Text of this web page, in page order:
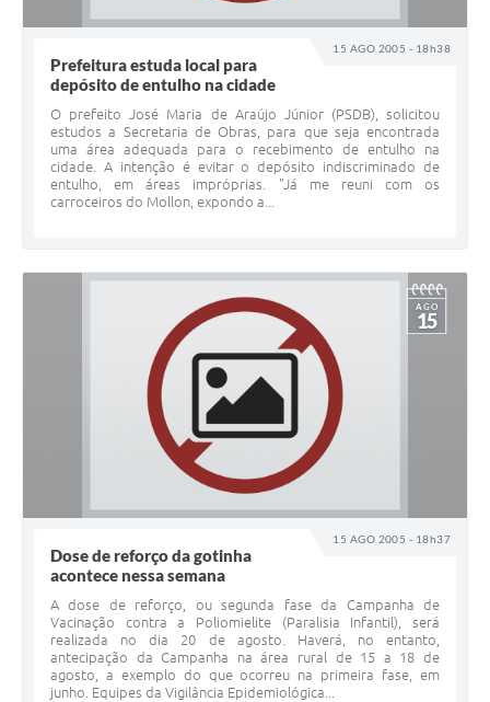
15 AGO 2005 - 18h38
Prefeitura estuda local para
depósito de entulho na cidade
O prefeito José Maria de Araújo Júnior (PSDB), solicitou
estudos a Secretaria de Obras, para que seja encontrada
uma área adequada para o recebimento de entulho na
cidade. A intenção é evitar o depósito indiscriminado de
entulho, em áreas impróprias. "Já me reuni com os
carroceiros do Mollon, expondo a...
15 AGO 2005 - 18h37
AGO
15
Dose de reforço da gotinha
acontece nessa semana
A dose de reforço, ou segunda fase da Campanha de
Vacinação contra a Poliomielite (Paralisia Infantil), será
realizada no dia 20 de agosto. Haverá, no entanto,
antecipação da Campanha na área rural de 15 a 18 de
agosto, a exemplo do que ocorreu na primeira fase, em
junho. Equipes da Vigilância Epidemiológica...